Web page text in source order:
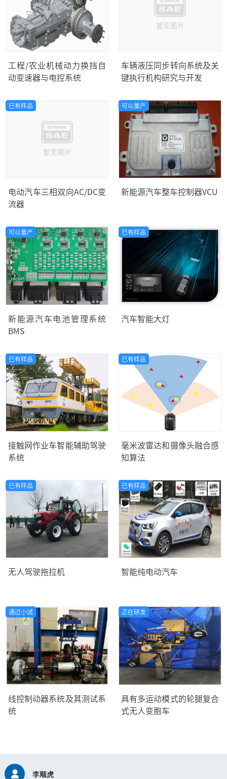
工程/农业机械动力换挡自
动变速器与电控系统
车辆液压同步转向系统及关
键执行机构研究与开发
电动汽车三相双向AC/DC变
流器
已有样品
新能源汽车整车控制器VCU
可以量产
新能源汽车电池管理系统
BMS
可以量产
汽车智能大灯
已有样品
接触网作业车智能辅助驾驶
系统
已有样品
毫米波雷达和摄像头融合感
知算法
已有样品
无人驾驶拖拉机
已有样品
智能纯电动汽车
已有样品
线控制动器系统及其测试系
统
通过小试
具有多运动模式的轮腿复合
式无人变胞车
正在研发
李顺虎